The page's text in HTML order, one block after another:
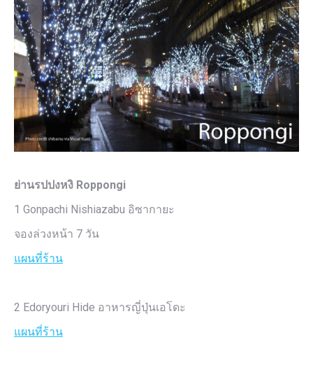
ย่านรปปงหงิ Roppongi
1 Gonpachi Nishiazabu อิซากายะ
จองล่วงหน้า 7 วัน
แผนที่ร้าน
2 Edoryouri Hide อาหารญี่ปุ่นเอโดะ
แผนที่ร้าน